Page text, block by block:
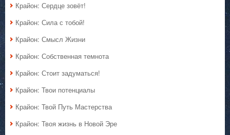
Крайон: Сердце зовёт!
Крайон: Сила с тобой!
Крайон: Смысл Жизни
Крайон: Собственная темнота
Крайон: Стоит задуматься!
Крайон: Твои потенциалы
Крайон: Твой Путь Мастерства
Крайон: Твоя жизнь в Новой Эре